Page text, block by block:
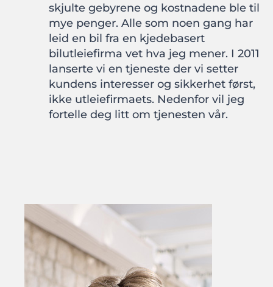
skjulte gebyrene og kostnadene ble til
mye penger. Alle som noen gang har
leid en bil fra en kjedebasert
bilutleiefirma vet hva jeg mener. I 2011
lanserte vi en tjeneste der vi setter
kundens interesser og sikkerhet først,
ikke utleiefirmaets. Nedenfor vil jeg
fortelle deg litt om tjenesten vår.